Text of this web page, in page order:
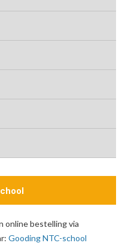
online bestelling via
Gooding NTC-school